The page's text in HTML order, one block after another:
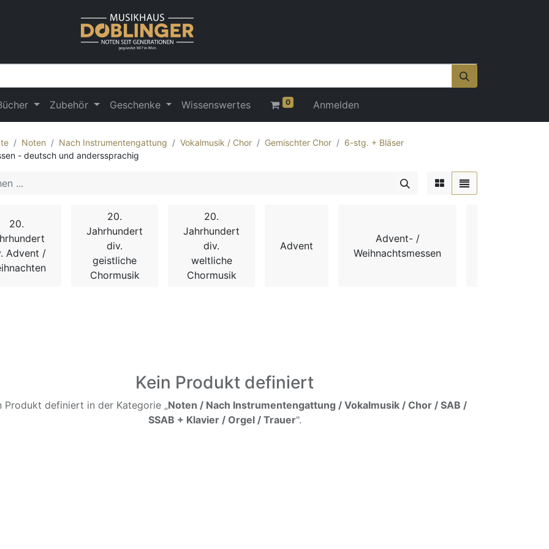
Zubehör Geschenke Wissenswertes 0 Anmelden
Noten Nach Instrumentengattung Vokalmusik / Chor Gemischter Chor
6-stg. + Bläser
- deutsch und anderssprachig
20.
Advent /
20.
Jahrhundert
div.
geistliche
Chormusik
20.
Jahrhundert
div.
weltliche
Chormusik
Advent
Advent- /
Weihnachtsmessen
Kein Produkt definiert
Produkt definiert in der Kategorie „Noten / Nach Instrumentengattung / Vokalmusik / Chor / SAB /
SSAB + Klavier / Orgel / Trauer".